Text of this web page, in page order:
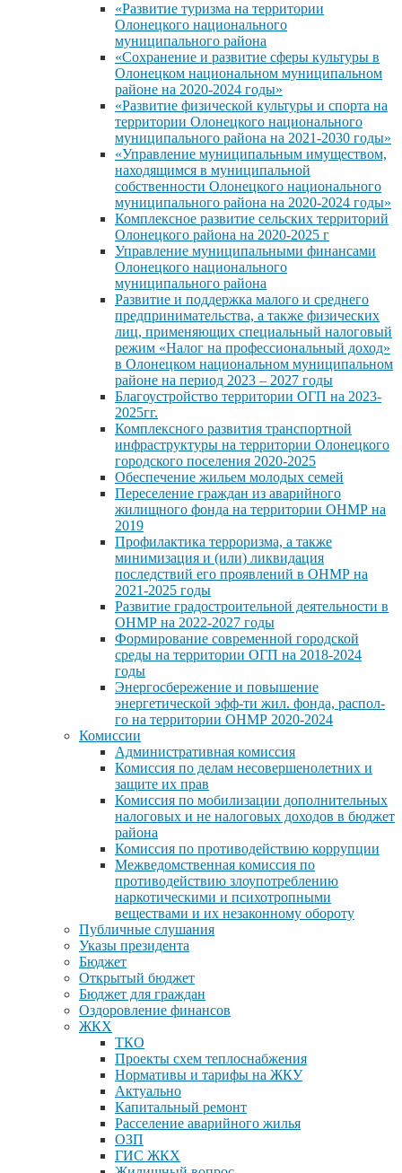
«Развитие туризма на территории
Олонецкого национального
муниципального района
«Сохранение и развитие сферы культуры в
Олонецком национальном муниципальном
районе на 2020-2024 годы»
«Развитие физической культуры и спорта на
территории Олонецкого национального
муниципального района на 2021-2030 годы»
«Управление муниципальным имуществом,
находящимся в муниципальной
собственности Олонецкого национального
муниципального района на 2020-2024 годы»
Комплексное развитие сельских территорий
Олонецкого района на 2020-2025 г
Управление муниципальными финансами
Олонецкого национального
муниципального района
Развитие и поддержка малого и среднего
предпринимательства, а также физических
лиц, применяющих специальный налоговый
режим «Налог на профессиональный доход»
в Олонецком национальном муниципальном
районе на период 2023 – 2027 годы
Благоустройство территории ОГП на 2023-
2025гг.
Комплексного развития транспортной
инфраструктуры на территории Олонецкого
городского поселения 2020-2025
Обеспечение жильем молодых семей
Переселение граждан из аварийного
жилищного фонда на территории ОНМР на
2019
Профилактика терроризма, а также
минимизация и (или) ликвидация
последствий его проявлений в ОНМР на
2021-2025 годы
Развитие градостроительной деятельности в
ОНМР на 2022-2027 годы
Формирование современной городской
среды на территории ОГП на 2018-2024
годы
Энергосбережение и повышение
энергетической эфф-ти жил. фонда, распол-
го на территории ОНМР 2020-2024
Комиссии
Административная комиссия
Комиссия по делам несовершенолетних и
защите их прав
Комиссия по мобилизации дополнительных
налоговых и не налоговых доходов в бюджет
района
Комиссия по противодействию коррупции
Межведомственная комиссия по
противодействию злоупотреблению
наркотическими и психотропными
веществами и их незаконному обороту
Публичные слушания
Указы президента
Бюджет
Открытый бюджет
Бюджет для граждан
Оздоровление финансов
ЖКХ
ТКО
Проекты схем теплоснабжения
Нормативы и тарифы на ЖКУ
Актуально
Капитальный ремонт
Расселение аварийного жилья
ОЗП
ГИС ЖКХ